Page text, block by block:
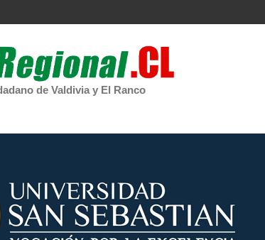
de Valdivia y El Ranco